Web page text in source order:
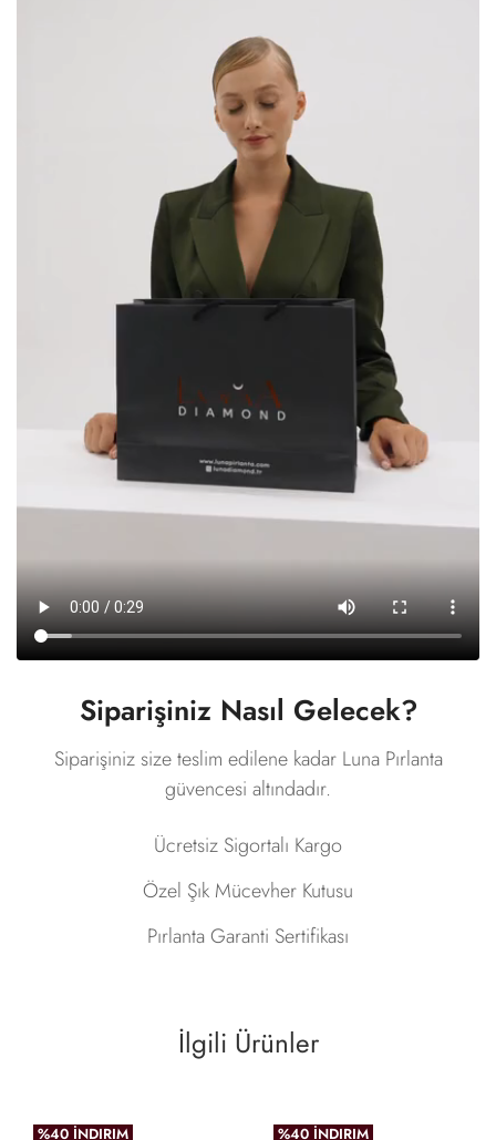
Siparişiniz Nasıl Gelecek?
Siparişiniz size teslim edilene kadar Luna Pırlanta
güvencesi altındadır.
Ücretsiz Sigortalı Kargo
Özel Şık Mücevher Kutusu
Pırlanta Garanti Sertifikası
İlgili Ürünler
%40 İNDIRIM %40 İNDIRIM